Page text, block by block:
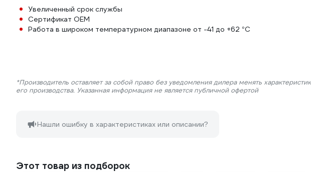
Увеличенный срок службы
Сертификат OEM
Работа в широком температурном диапазоне от -41 до +62 °С
*Производитель оставляет за собой право без уведомления дилера менять
его производства. Указанная информация не является публичной офертой
Нашли ошибку в характеристиках или описании?
Этот товар из подборок